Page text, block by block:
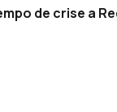
de crise a